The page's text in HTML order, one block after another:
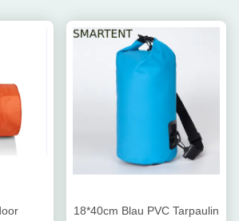
18*40cm Blau PVC Tarpaulin